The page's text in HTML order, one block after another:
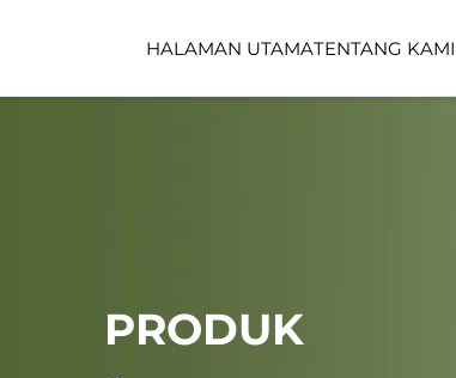
HALAMAN UTAMATENTANG KAMI
PRODUK